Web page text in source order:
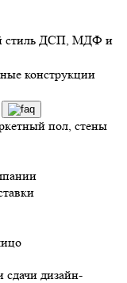
стиль ДСП, МДФ и
конструкции
пол, стены
сдачи дизайн-